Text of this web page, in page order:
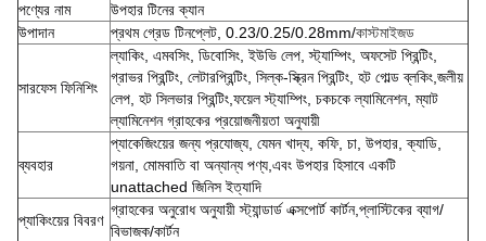
পণ্যের নাম
উপহার টিনের ক্যান
উপাদান
প্রথম গ্রেড টিনপ্লেট, 0.23/0.25/0.28mm/কাস্টমাইজড
সারফেস ফিনিশিং
ল্যাকিং, এমবসিং, ডিবোসিং, ইউভি লেপ, স্ট্যাম্পিং, অফসেট প্রিন্টিং,
গ্রাভর প্রিন্টিং, লেটারপ্রিন্টিং, সিল্ক-স্ক্রিন প্রিন্টিং, হট গোল্ড ব্লকিং,জলীয়
লেপ, হট সিলভার প্রিন্টিং,ফয়েল স্ট্যাম্পিং, চকচকে ল্যামিনেশন, ম্যাট
ল্যামিনেশন গ্রাহকের প্রয়োজনীয়তা অনুযায়ী
ব্যবহার
প্যাকেজিংয়ের জন্য প্রযোজ্য, যেমন খাদ্য, কফি, চা, উপহার, ক্যাডি,
গয়না, মোমবাতি বা অন্যান্য পণ্য,এবং উপহার হিসাবে একটি
unattached জিনিস ইত্যাদি
প্যাকিংয়ের বিবরণ
গ্রাহকের অনুরোধ অনুযায়ী স্ট্যান্ডার্ড এক্সপোর্ট কার্টন,প্লাস্টিকের ব্যাগ/
বিভাজক/কার্টন